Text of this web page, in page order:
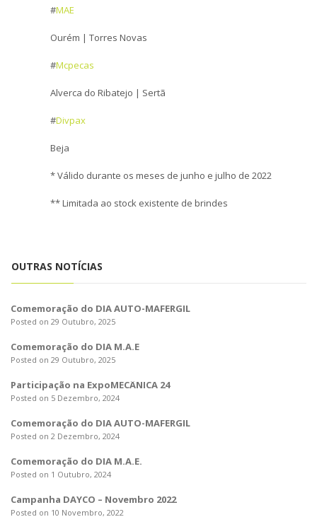
#MAE
Ourém | Torres Novas
#Mcpecas
Alverca do Ribatejo | Sertã
#Divpax
Beja
* Válido durante os meses de junho e julho de 2022
** Limitada ao stock existente de brindes
OUTRAS NOTÍCIAS
Comemoração do DIA AUTO-MAFERGIL
Posted on 29 Outubro, 2025
Comemoração do DIA M.A.E
Posted on 29 Outubro, 2025
Participação na ExpoMECÂNICA 24
Posted on 5 Dezembro, 2024
Comemoração do DIA AUTO-MAFERGIL
Posted on 2 Dezembro, 2024
Comemoração do DIA M.A.E.
Posted on 1 Outubro, 2024
Campanha DAYCO – Novembro 2022
Posted on 10 Novembro, 2022